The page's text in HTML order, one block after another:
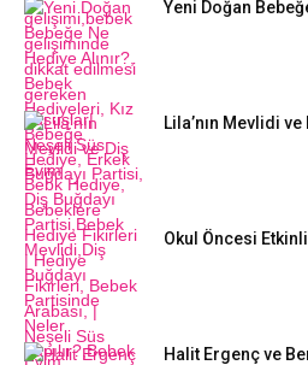
Yeni Doğan
Lila’nın Mevlidi
Okul Öncesi
Halit Ergenç ve